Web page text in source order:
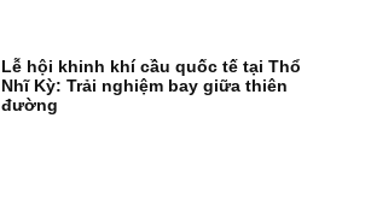
Lễ hội khinh khí cầu quốc tế tại Thổ
Nhĩ Kỳ: Trải nghiệm bay giữa thiên
đường